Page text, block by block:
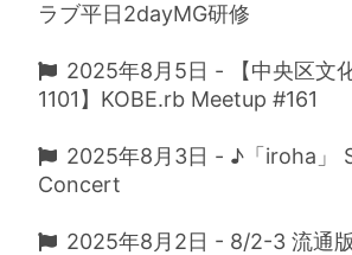
ラブ平日2dayMG研修
2025年8月5日 - 【中央区文
1101】KOBE.rb Meetup #161
2025年8月3日 - ♪「iroha」
Concert
2025年8月2日 - 8/2-3 流通